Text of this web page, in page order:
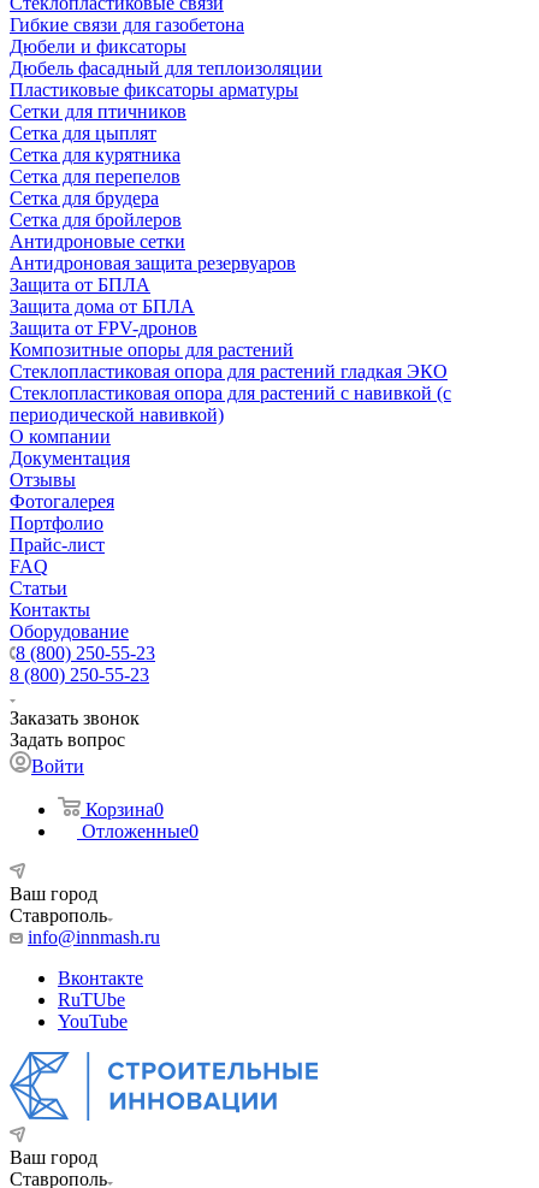
Гибкие связи для газобетона
Дюбели и фиксаторы
Дюбель фасадный для теплоизоляции
Пластиковые фиксаторы арматуры
Сетки для птичников
Сетка для цыплят
Сетка для курятника
Сетка для перепелов
Сетка для брудера
Сетка для бройлеров
Антидроновые сетки
Антидроновая защита резервуаров
Защита от БПЛА
Защита дома от БПЛА
Защита от FPV-дронов
Композитные опоры для растений
Стеклопластиковая опора для растений гладкая ЭКО
Стеклопластиковая опора для растений с навивкой (с
периодической навивкой)
О компании
Документация
Отзывы
Фотогалерея
Портфолио
Прайс-лист
FAQ
Статьи
Контакты
Оборудование
8 (800) 250-55-23
8 (800) 250-55-23
Заказать звонок
Задать вопрос
Войти
Корзина0
Отложенные0
Ваш город
Ставрополь
info@innmash.ru
Вконтакте
RuTUbe
YouTube
Ваш город
Ставрополь